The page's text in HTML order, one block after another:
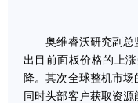
奥维睿沃研究副总
出目前面板价格的上
降。其次全球整机市
同时头部客户获取资